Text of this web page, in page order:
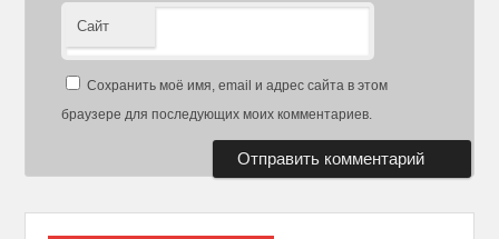
Сайт
Сохранить моё имя, email и адрес сайта в этом
браузере для последующих моих комментариев.